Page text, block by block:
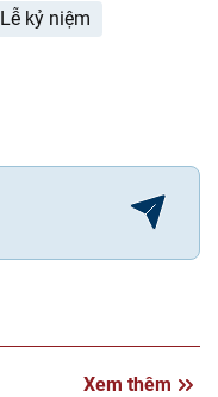
Lễ kỷ niệm
Xem thêm